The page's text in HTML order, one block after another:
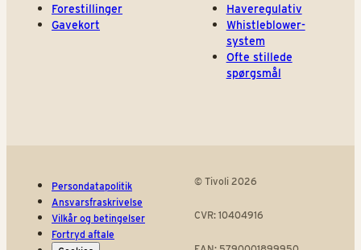
Forestillinger
Gavekort
Haveregulativ
Whistleblower-
system
Ofte stillede
spørgsmål
Persondatapolitik
Ansvarsfraskrivelse
Vilkår og betingelser
Fortryd aftale
© Tivoli 2026
CVR: 10404916